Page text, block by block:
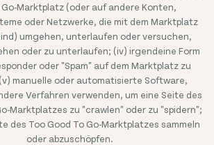
Go-Marktplatz (oder auf andere Konten,
oder Netzwerke, die mit dem Marktplatz
umgehen, unterlaufen oder versuchen,
oder zu unterlaufen; (iv) irgendeine Form
oder "Spam" auf dem Marktplatz zu
manuelle oder automatisierte Software,
Verfahren verwenden, um eine Seite des
Marktplatzes zu "crawlen" oder zu "spidern";
des Too Good To Go-Marktplatzes sammeln
oder abzuschöpfen.